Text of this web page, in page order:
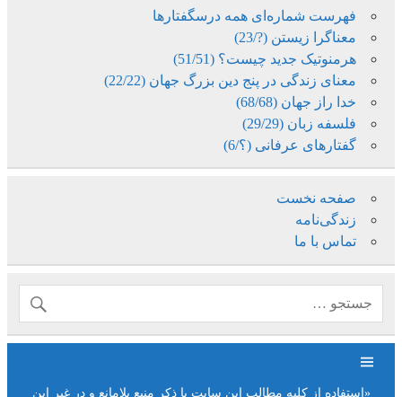
فهرست شماره‌ای همه درسگفتارها
معناگرا زیستن (?/23)
هرمنوتیک جدید چیست؟ (51/51)
معنای زندگی در پنج دین بزرگ جهان (22/22)
خدا راز جهان (68/68)
فلسفه زبان (29/29)
گفتارهای عرفانی (؟/6)
صفحه نخست
زندگی‌نامه
تماس با ما
«استفاده از کلیه مطالب این سایت با ذکر منبع بلامانع و در غیر این